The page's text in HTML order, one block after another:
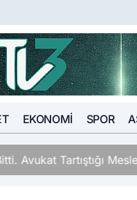
EKONOMI SPOR
Avukat Tartıştığı